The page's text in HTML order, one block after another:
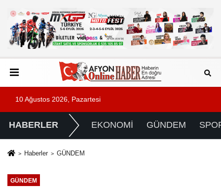
10 Ağustos 2026, Pazartesi
HABERLER EKONOMİ GÜNDEM
Haberler GÜNDEM
GÜNDEM